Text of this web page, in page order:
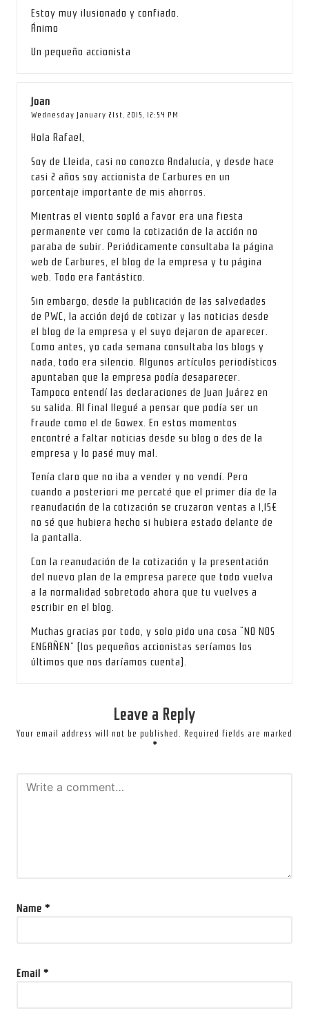
Estoy muy ilusionado y confiado.
Ánimo
Un pequeño accionista
Joan
Wednesday January 21st, 2015, 12:54 PM
Hola Rafael,
Soy de Lleida, casi no conozco Andalucía, y desde hace
casi 2 años soy accionista de Carbures en un
porcentaje importante de mis ahorros.
Mientras el viento sopló a favor era una fiesta
permanente ver como la cotización de la acción no
paraba de subir. Periódicamente consultaba la página
web de Carbures, el blog de la empresa y tu página
web. Todo era fantástico.
Sin embargo, desde la publicación de las salvedades
de PWC, la acción dejó de cotizar y las noticias desde
el blog de la empresa y el suyo dejaron de aparecer.
Como antes, yo cada semana consultaba los blogs y
nada, todo era silencio. Algunos artículos periodísticos
apuntaban que la empresa podía desaparecer.
Tampoco entendí las declaraciones de Juan Juárez en
su salida. Al final llegué a pensar que podía ser un
fraude como el de Gowex. En estos momentos
encontré a faltar noticias desde su blog o des de la
empresa y lo pasé muy mal.
Tenía claro que no iba a vender y no vendí. Pero
cuando a posteriori me percaté que el primer día de la
reanudación de la cotización se cruzaron ventas a 1,15€
no sé que hubiera hecho si hubiera estado delante de
la pantalla.
Con la reanudación de la cotización y la presentación
del nuevo plan de la empresa parece que todo vuelva
a la normalidad sobretodo ahora que tu vuelves a
escribir en el blog.
Muchas gracias por todo, y solo pido una cosa “NO NOS
ENGAÑEN” (los pequeños accionistas seríamos los
últimos que nos daríamos cuenta).
Leave a Reply
Your email address will not be published.
Required fields are marked
*
Name *
Email *